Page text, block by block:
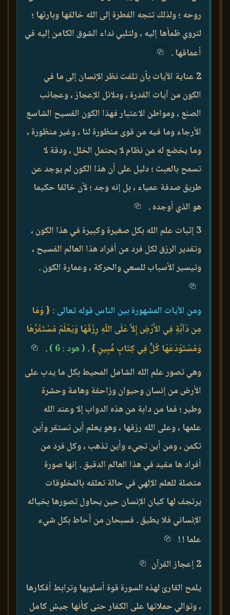
روحه ؛ ولذلك تتجه الفطرة إلى الله خالقها وبارئها ؛
لتروي ظمأها إليه ، ولتلبي نداء الشوق الكامن إليه في
أعماقها .
2 عناية الآيات بأن تلفت نظر الإنسان إلى ما في
الكون من آيات القدرة ، ودلائل الإعجاز ، وعجائب
الصنع ، ومواطن الاعتبار فهذا الكون الفسيح الشاسع
الأرجاء وما فيه من قوى منظورة لنا ، وغير منظورة ،
وما يخضع له من نظام لا يحتمل الخلل ، ودقة لا
تسمح بالعبث ؛ دليل على أن هذا الكون لم يوجد عن
طريق صدفة عمياء ، بل إنه وجد ؛ لأن خالقا حكيما
هو الذي أوجده .
3 إثبات علم الله بكل صغيرة وكبيرة في هذا الكون ،
وتقدير الرزق لكل فرد من أفراد هذا العالم الفسيح ،
وتيسير الأسباب للسعي والحركة ، وعمارة الكون .
ومن الآيات المشهورة بين الناس قوله تعالى : { وَمَا
مِن دَآبَّةٍ فِي الأَرْضِ إِلاَّ عَلَى اللّهِ رِزْقُهَا وَيَعْلَمُ مُسْتَقَرَّهَا
وَمُسْتَوْدَعَهَا كُلٌّ فِي كِتَابٍ مُّبِينٍ }. ( هود : 6 )
.
وهي تصور علم الله الشامل المحيط بكل ما يدب على
الأرض من إنسان وحيوان وزاحفة وهامة وحشرة
وطير ؛ فما من دابة من هذه الدواب إلا وعند الله
علمها ، وعلى الله رزقها ، وهو يعلم أين تستقر وأين
تكمن ، ومن أين تجيء وأين تذهب ، وكل فرد من
أفراد ها مقيد في هذا العالم الدقيق . إنها صورة
متصلة للعلم الإلهي في حالة تعلقه بالمخلوقات
يرتجف لها كيان الإنسان حين يحاول تصورها بخياله
الإنساني فلا يطيق . فسبحان من أحاط بكل شيء
علما ! !
2 إعجاز القرآن
يلمح القارئ لهذه السورة قوة أسلوبها وترابط أفكارها
، وتوالي حملاتها على الكفار حتى كأنها جيش كامل